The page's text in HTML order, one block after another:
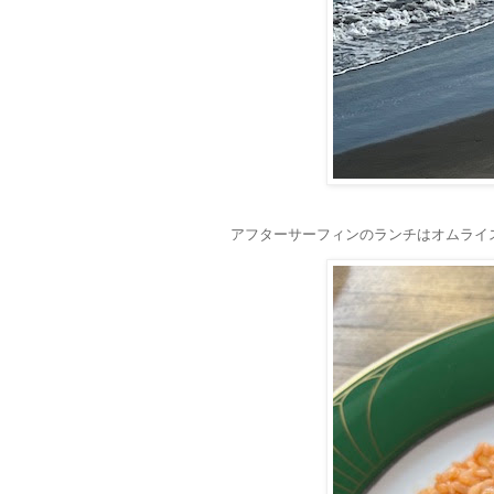
アフターサーフィンのランチはオムライ